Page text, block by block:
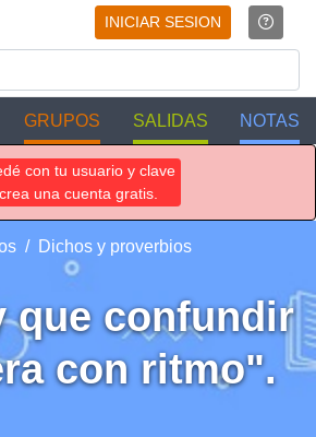
INICIAR SESION
GRUPOS SALIDAS NOTAS
con tu usuario y clave
una cuenta gratis.
Dichos y proverbios
que confundir
con ritmo".